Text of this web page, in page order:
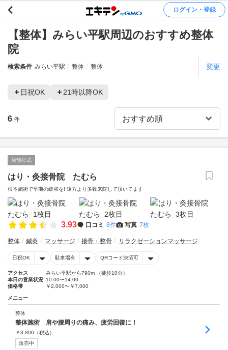
ログイン・登録
【整体】みらい平駅周辺のおすすめ整体
院
検索条件 みらい平駅 整体 整体 変更
日祝OK 21時以降OK
6 件
店舗公式
はり・灸接骨院 たむら
根本施術で早期の緩和を! 遠方より多数来院して頂いてます
3.93 口コミ 8件 写真 7枚
整体 鍼灸 マッサージ 接骨・整骨 リラクゼーションマッサージ
日祝OK 駐車場有 QRコード決済可
アクセス
みらい平駅から790m （徒歩10分）
本日の営業状況 10:00〜14:00
価格帯
￥2,000〜￥7,000
メニュー
整体
整体施術 肩や腰周りの痛み、疲労回復に！
￥3,800 （税込）
販売中